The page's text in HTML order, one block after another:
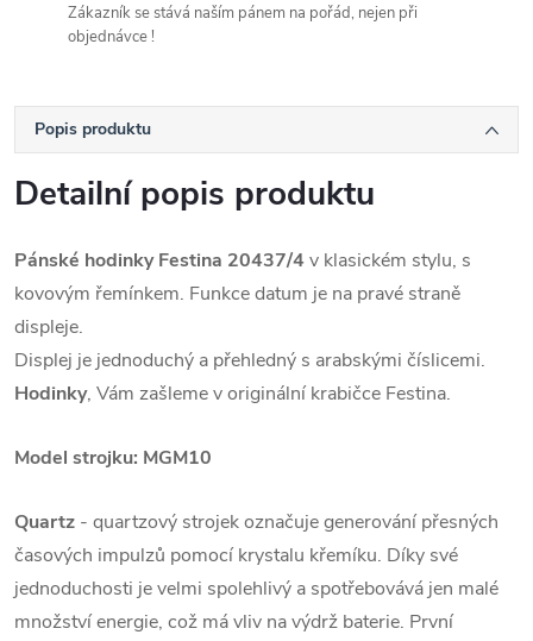
Zákazník se stává naším pánem na pořád, nejen při
objednávce !
Popis produktu
Detailní popis produktu
Pánské hodinky Festina 20437/4v klasickém stylu, s
kovovým řemínkem. Funkce datum je na pravé straně
displeje.
Displej je jednoduchý a přehledný s arabskými číslicemi.
Hodinky, Vám zašleme v originální krabičce Festina.
Model strojku: MGM10
Quartz - quartzový strojek označuje generování přesných
časových impulzů pomocí krystalu křemíku. Díky své
jednoduchosti je velmi spolehlivý a spotřebovává jen malé
množství energie, což má vliv na výdrž baterie. První